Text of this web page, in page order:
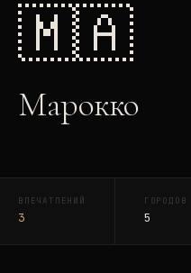
🇲🇦
Марокко
ВПЕЧАТЛЕНИЙ
3
ГОРОДОВ
5